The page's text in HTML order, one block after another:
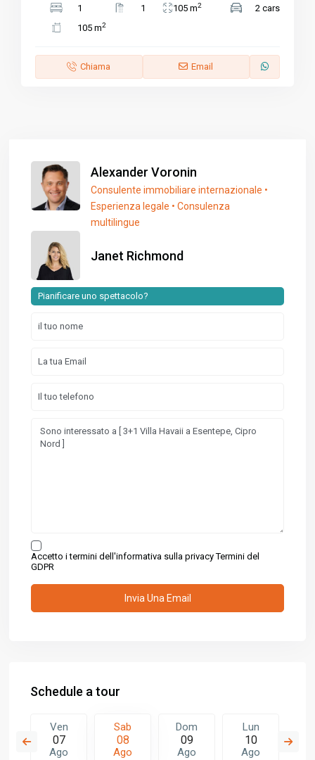
1 1 105 m2
2 cars
105 m2
Chiama Email
Alexander Voronin
Consulente immobiliare internazionale •
Esperienza legale • Consulenza
multilingue
Janet Richmond
Pianificare uno spettacolo?
Accetto i termini dell'informativa sulla privacyTermini del
GDPR
Schedule a tour
Ven
07
Ago
Sab
08
Ago
Dom
09
Ago
Lun
10
Ago